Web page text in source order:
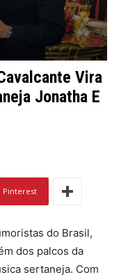
Vira
Jonatha E
Pinterest
do Brasil,
dos palcos da
sertaneja. Com